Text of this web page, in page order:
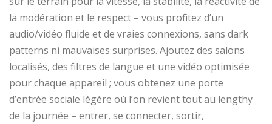
la modération et le respect – vous profitez d’un
audio/vidéo fluide et de vraies connexions, sans dark
patterns ni mauvaises surprises. Ajoutez des salons
localisés, des filtres de langue et une vidéo optimisée
pour chaque appareil ; vous obtenez une porte
d’entrée sociale légère où l’on revient tout au lengthy
de la journée – entrer, se connecter, sortir,